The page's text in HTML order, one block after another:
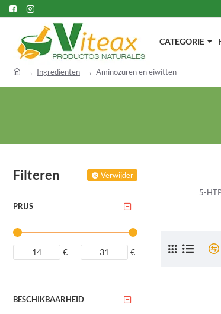
CATEGORIE
Ingredienten Aminozuren en eiwitten
Filteren Verwijder
PRIJS
€ €
BESCHIKBAARHEID
5-